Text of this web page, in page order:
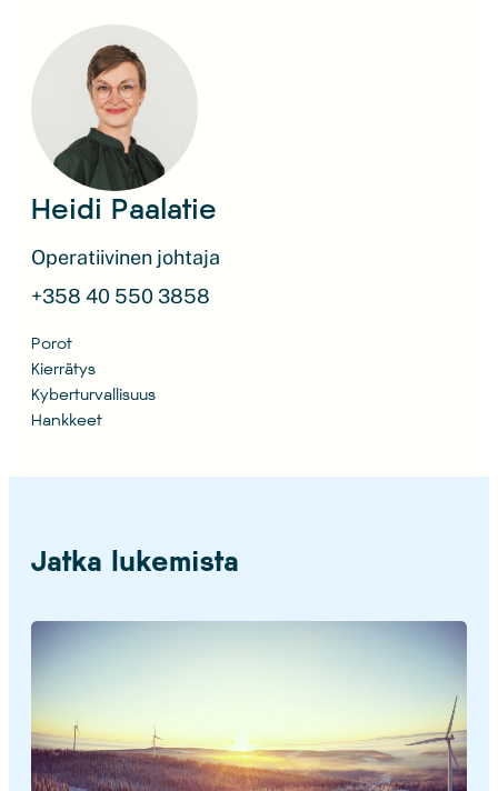
Heidi Paalatie
Operatiivinen johtaja
+358 40 550 3858
Porot
Kierrätys
Kyberturvallisuus
Hankkeet
Jatka lukemista